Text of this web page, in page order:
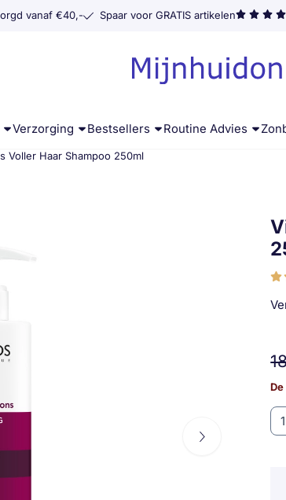
vanaf €40,- Spaar voor GRATIS artikelen
Verzorging Bestsellers Routine Advies
Voller Haar Shampoo 250ml